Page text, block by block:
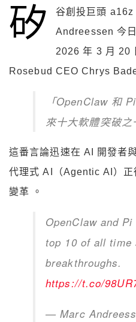
矽
谷創投巨頭
Andreessen 今
2026 年 3 月 20
Rosebud CEO Chrys
「OpenClaw 和
來十大軟體突破之
這番言論迅速在 AI 開發者
代理式 AI（Agentic AI）正
變革 。
OpenClaw and
top 10 of all time
breakthroughs.
https://t.co/
— Marc